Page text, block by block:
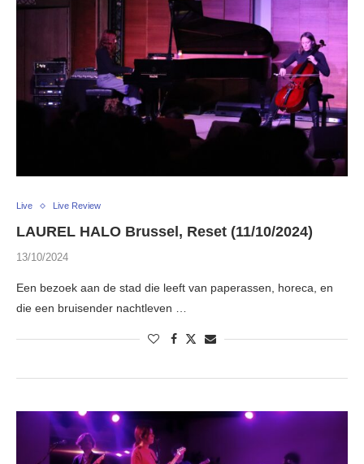
Live Live Review
LAUREL HALO Brussel, Reset (11/10/2024)
13/10/2024
Een bezoek aan de stad die leeft van paperassen, horeca, en
die een bruisender nachtleven …